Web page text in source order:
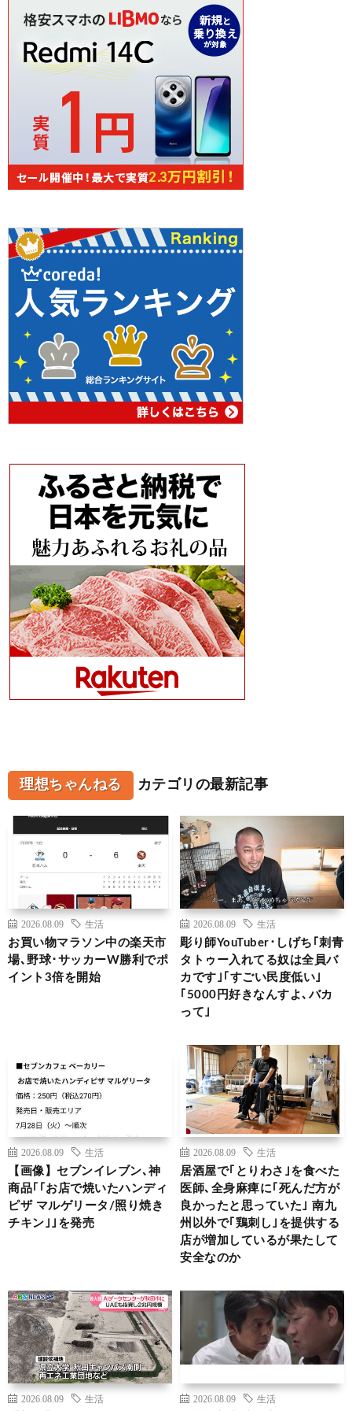
理想ちゃんねる カテゴリの最新記事
2026.08.09 生活
お買い物マラソン中の楽天市
場､野球･サッカーW勝利でポ
イント3倍を開始
2026.08.09 生活
彫り師YouTuber･しげち｢刺青
タトゥー入れてる奴は全員バ
カです｣｢すごい民度低い｣
｢5000円好きなんすよ､バカ
って｣
2026.08.09 生活
【画像】セブンイレブン､神
商品｢｢お店で焼いたハンディ
ピザ マルゲリータ/照り焼き
チキン｣｣を発売
2026.08.09 生活
居酒屋で｢とりわさ｣を食べた
医師､全身麻痺に｢死んだ方が
良かったと思っていた｣ 南九
州以外で｢鶏刺し｣を提供する
店が増加しているが果たして
安全なのか
2026.08.09 生活 2026.08.09 生活